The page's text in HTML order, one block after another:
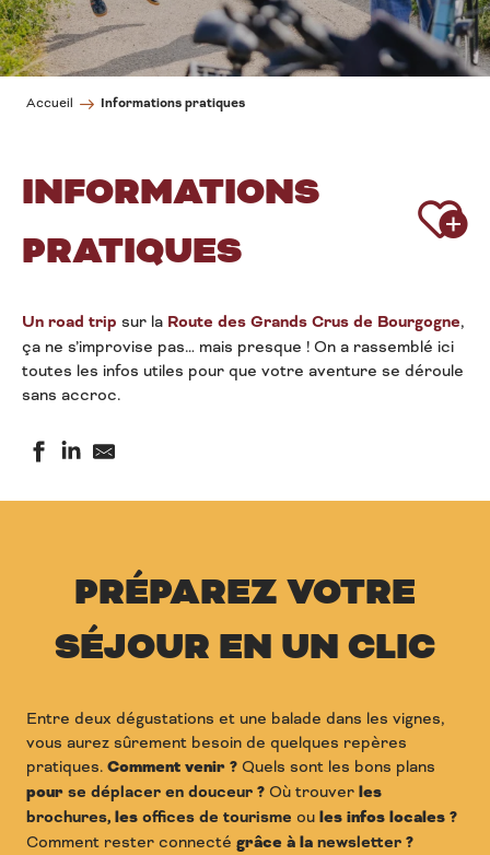
Accueil Informations pratiques
INFORMATIONS
PRATIQUES
Un road trip sur la Route des Grands Crus de Bourgogne,
ça ne s’improvise pas… mais presque ! On a rassemblé ici
toutes les infos utiles pour que votre aventure se déroule
sans accroc.
PRÉPAREZ VOTRE
SÉJOUR EN UN CLIC
Entre deux dégustations et une balade dans les vignes,
vous aurez sûrement besoin de quelques repères
pratiques. Comment venir ? Quels sont les bons plans
pour se déplacer en douceur ? Où trouver les
brochures, les offices de tourisme ou les infos locales ?
Comment rester connecté grâce à la newsletter ?